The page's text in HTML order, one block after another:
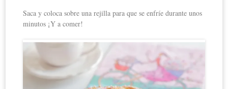
Saca y coloca sobre una rejilla para que se enfríe durante unos
minutos ¡Y a comer!